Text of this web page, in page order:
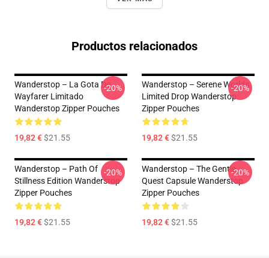
Productos relacionados
Wanderstop – La Gota De
Wayfarer Limitado
Wanderstop Zipper Pouches
19,82 €$21.55
-20%
Wanderstop – Serene Worlds
Limited Drop Wanderstop
Zipper Pouches
19,82 €$21.55
-20%
Wanderstop – Path Of
Stillness Edition Wanderstop
Zipper Pouches
19,82 €$21.55
-20%
Wanderstop – The Gentle
Quest Capsule Wanderstop
Zipper Pouches
19,82 €$21.55
-20%